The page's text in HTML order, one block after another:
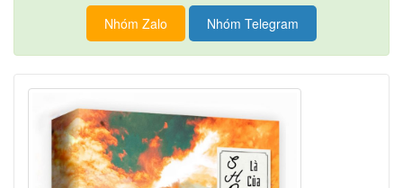
Nhóm Zalo Nhóm Telegram